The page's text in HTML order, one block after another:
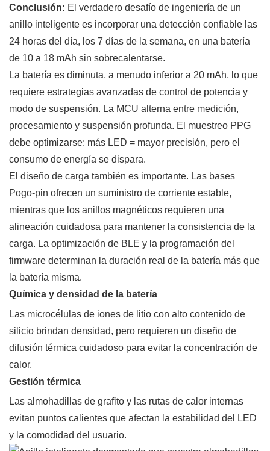
Conclusión: El verdadero desafío de ingeniería de un
anillo inteligente es incorporar una detección confiable las
24 horas del día, los 7 días de la semana, en una batería
de 10 a 18 mAh sin sobrecalentarse.
La batería es diminuta, a menudo inferior a 20 mAh, lo que
requiere estrategias avanzadas de control de potencia y
modo de suspensión. La MCU alterna entre medición,
procesamiento y suspensión profunda. El muestreo PPG
debe optimizarse: más LED = mayor precisión, pero el
consumo de energía se dispara.
El diseño de carga también es importante. Las bases
Pogo-pin ofrecen un suministro de corriente estable,
mientras que los anillos magnéticos requieren una
alineación cuidadosa para mantener la consistencia de la
carga. La optimización de BLE y la programación del
firmware determinan la duración real de la batería más que
la batería misma.
Química y densidad de la batería
Las microcélulas de iones de litio con alto contenido de
silicio brindan densidad, pero requieren un diseño de
difusión térmica cuidadoso para evitar la concentración de
calor.
Gestión térmica
Las almohadillas de grafito y las rutas de calor internas
evitan puntos calientes que afectan la estabilidad del LED
y la comodidad del usuario.